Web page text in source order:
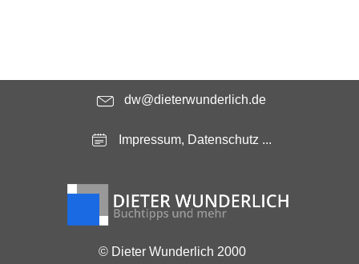
dw@dieterwunderlich.de
Impressum, Datenschutz ...
© Dieter Wunderlich 2000